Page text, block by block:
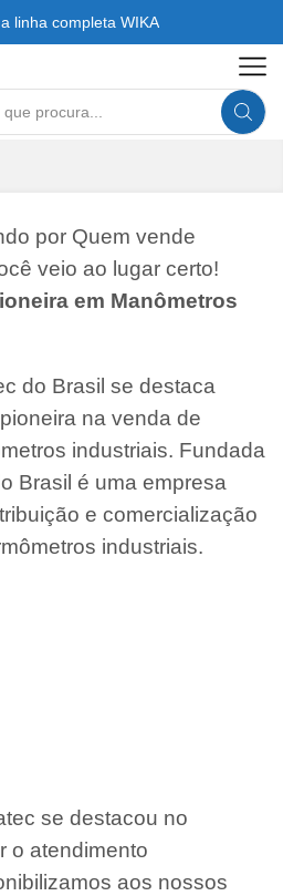
linha completa WIKA
Search
por Quem vende
veio ao lugar certo!
em Manômetros
do Brasil se destaca
na venda de
industriais. Fundada
Brasil é uma empresa
e comercialização
industriais.
se destacou no
o atendimento
aos nossos